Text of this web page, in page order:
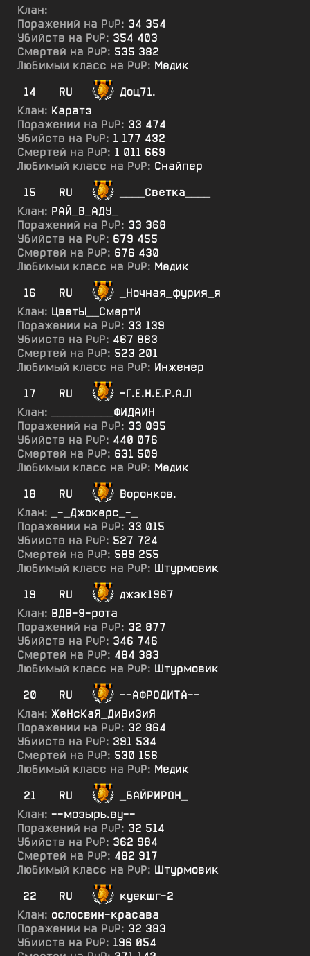
Клан:
Поражений на PvP: 34 354
Убийств на PvP: 354 403
Смертей на PvP: 535 382
Любимый класс на PvP: Медик
14
RU
Доц71.
Клан: Каратэ
Поражений на PvP: 33 474
Убийств на PvP: 1 177 432
Смертей на PvP: 1 011 669
Любимый класс на PvP: Снайпер
15
RU
____Светка____
Клан: РАЙ_В_АДУ_
Поражений на PvP: 33 368
Убийств на PvP: 679 455
Смертей на PvP: 676 430
Любимый класс на PvP: Медик
16
RU
_Ночная_фурия_я
Клан: ЦветЫ__СмертИ
Поражений на PvP: 33 139
Убийств на PvP: 467 883
Смертей на PvP: 523 201
Любимый класс на PvP: Инженер
17
RU
-Г.Е.Н.Е.Р.А.Л
Клан:
__________ФИДАИН
Поражений на PvP: 33 095
Убийств на PvP: 440 076
Смертей на PvP: 631 509
Любимый класс на PvP: Медик
18
RU
Воронков.
Клан:
_-_Джокерс_-_
Поражений на PvP: 33 015
Убийств на PvP: 527 724
Смертей на PvP: 589 255
Любимый класс на PvP: Штурмовик
19
RU
джэк1967
Клан: ВДВ-9-рота
Поражений на PvP: 32 877
Убийств на PvP: 346 746
Смертей на PvP: 484 383
Любимый класс на PvP: Штурмовик
20
RU
--АФРОДИТА--
Клан: ЖеНсКаЯ_ДиВиЗиЯ
Поражений на PvP: 32 864
Убийств на PvP: 391 534
Смертей на PvP: 530 156
Любимый класс на PvP: Медик
21
RU
_БАЙРИРОН_
Клан: --мозырь.ву--
Поражений на PvP: 32 514
Убийств на PvP: 362 984
Смертей на PvP: 482 917
Любимый класс на PvP: Штурмовик
22
RU
куекшг-2
Клан: ослосвин-красава
Поражений на PvP: 32 383
Убийств на PvP: 196 054